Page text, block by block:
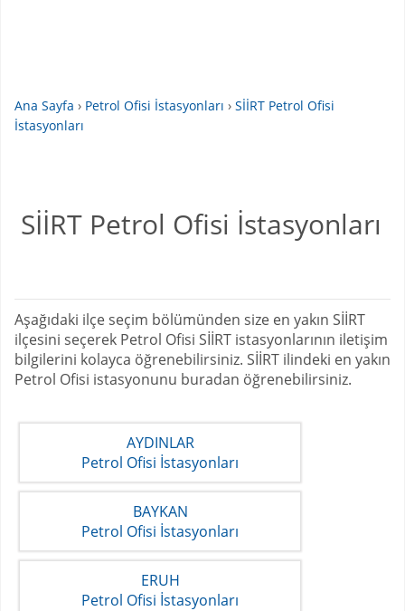
Ana Sayfa › Petrol Ofisi İstasyonları › SİİRT Petrol Ofisi
İstasyonları
SİİRT Petrol Ofisi İstasyonları
Aşağıdaki ilçe seçim bölümünden size en yakın SİİRT
ilçesini seçerek Petrol Ofisi SİİRT istasyonlarının iletişim
bilgilerini kolayca öğrenebilirsiniz. SİİRT ilindeki en yakın
Petrol Ofisi istasyonunu buradan öğrenebilirsiniz.
AYDINLAR
Petrol Ofisi İstasyonları
BAYKAN
Petrol Ofisi İstasyonları
ERUH
Petrol Ofisi İstasyonları